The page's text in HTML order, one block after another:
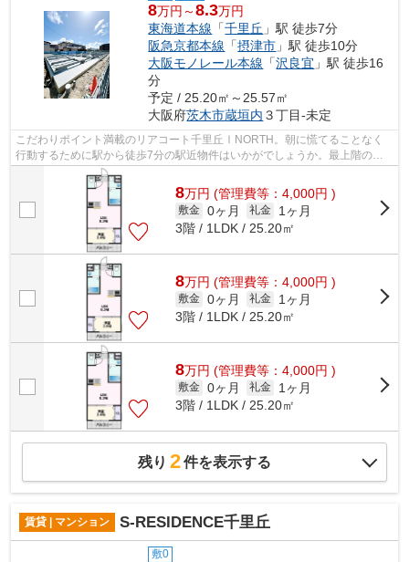
8万円～8.3万円
東海道本線 「千里丘 」駅 徒歩7分
阪急京都本線 「摂津市 」駅 徒歩10分
大阪モノレール本線 「沢良宜 」駅 徒歩16
分
予定 / 25.20㎡～25.57㎡
大阪府茨木市蔵垣内 ３丁目-未定
こだわりポイント満載のリアコート千里丘ⅠNORTH。朝に慌てることなく
行動するために駅から徒歩7分の駅近物件はいかがでしょうか。最上階の物
件です。鉄骨造は耐久性があり地震のリスク...
8万円 (管理費等：4,000円 )
敷金 0ヶ月 礼金
1ヶ月
3階 / 1LDK / 25.20㎡
8万円 (管理費等：4,000円 )
敷金 0ヶ月 礼金
1ヶ月
3階 / 1LDK / 25.20㎡
8万円 (管理費等：4,000円 )
敷金 0ヶ月 礼金
1ヶ月
3階 / 1LDK / 25.20㎡
残り 2件を表示する
賃貸 | マンション S-RESIDENCE千里丘
敷0